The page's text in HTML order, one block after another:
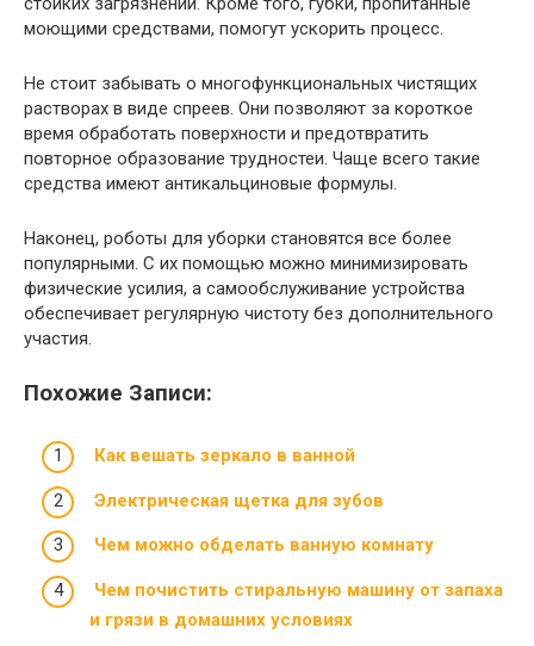
моющими средствами, помогут ускорить процесс.
Не стоит забывать о многофункциональных чистящих
растворах в виде спреев. Они позволяют за короткое
время обработать поверхности и предотвратить
повторное образование трудностеи. Чаще всего такие
средства имеют антикальциновые формулы.
Наконец, роботы для уборки становятся все более
популярными. С их помощью можно минимизировать
физические усилия, а самообслуживание устройства
обеспечивает регулярную чистоту без дополнительного
участия.
Похожие Записи:
Как вешать зеркало в ванной
Электрическая щетка для зубов
Чем можно обделать ванную комнату
Чем почистить стиральную машину от запаха
и грязи в домашних условиях